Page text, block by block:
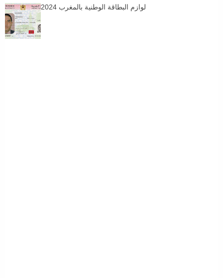
لوازم البطاقة الوطنية بالمغرب 2024